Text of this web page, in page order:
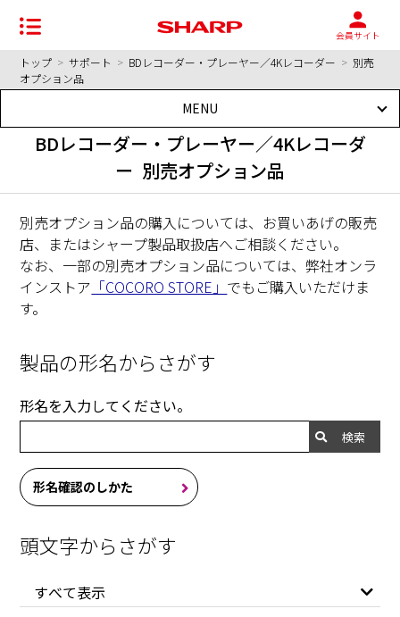
会員サイト
トップ > サポート > BDレコーダー・プレーヤー／4Kレコーダー > 別売
オプション品
BDレコーダー・プレーヤー／4Kレコーダ
ー 別売オプション品
MENU
別売オプション品の購入については、お買いあげの販売
店、またはシャープ製品取扱店へご相談ください。
なお、一部の別売オプション品については、弊社オンラ
インストア 「COCORO STORE」 でもご購入いただけま
す。
製品の形名からさがす
形名を入力してください。
検索
形名確認のしかた
頭文字からさがす
すべて表示